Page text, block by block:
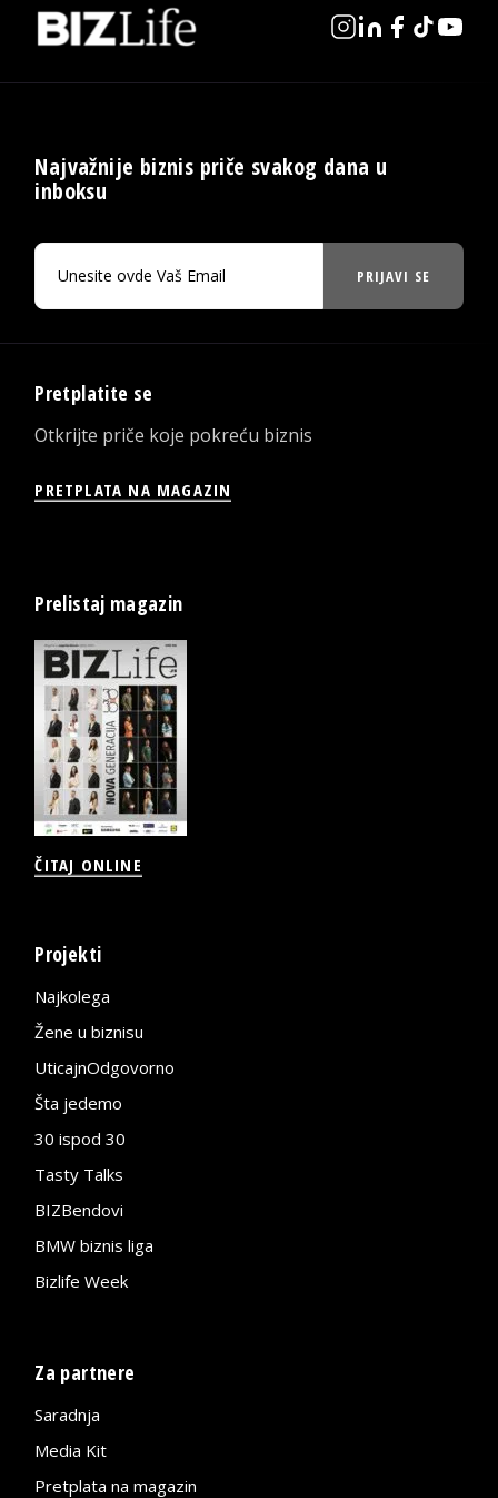
Najvažnije biznis priče svakog dana u
inboksu
PRIJAVI SE
Pretplatite se
Otkrijte priče koje pokreću biznis
PRETPLATA NA MAGAZIN
Prelistaj magazin
ČITAJ ONLINE
Projekti
Najkolega
Žene u biznisu
UticajnOdgovorno
Šta jedemo
30 ispod 30
Tasty Talks
BIZBendovi
BMW biznis liga
Bizlife Week
Za partnere
Saradnja
Media Kit
Pretplata na magazin